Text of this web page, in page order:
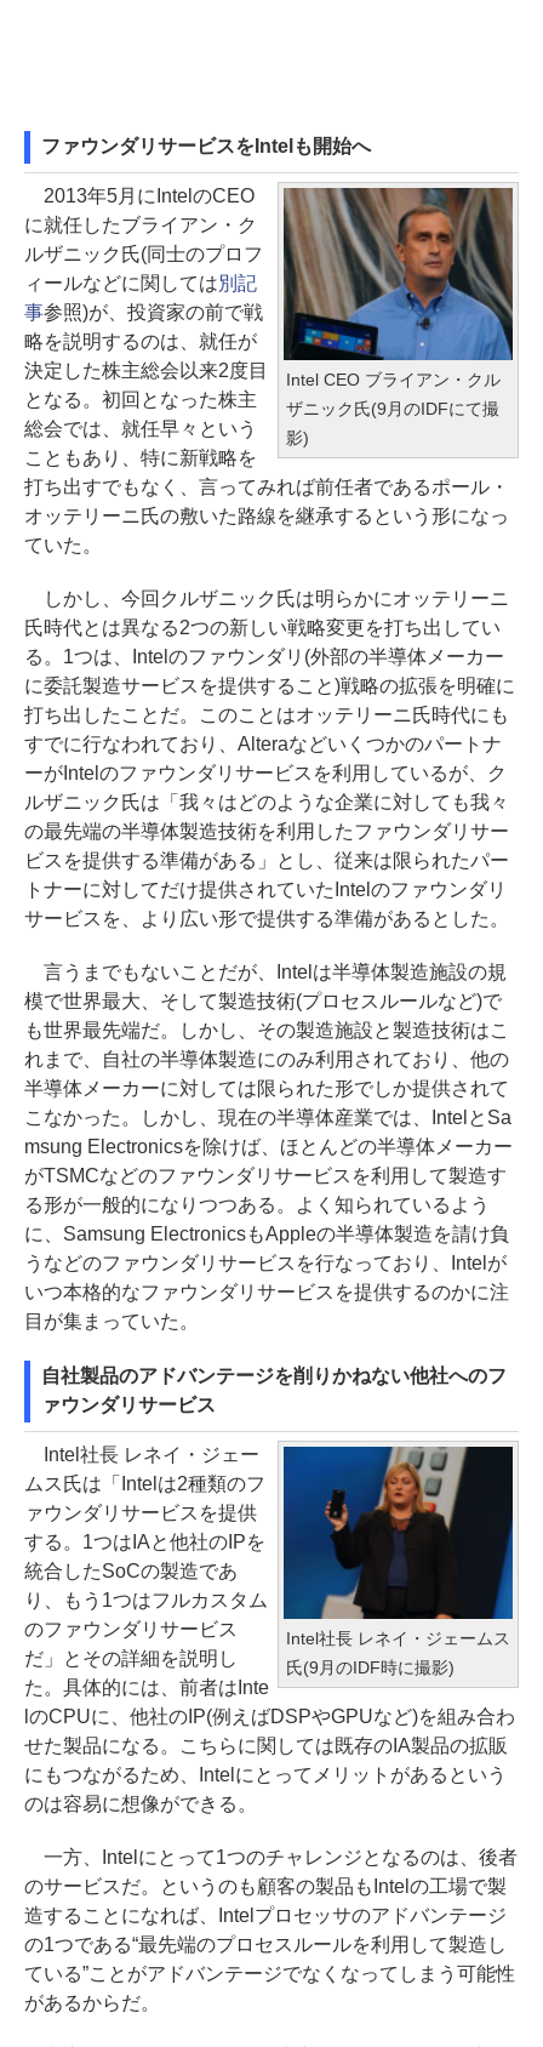
ファウンダリサービスをIntelも開始へ
Intel CEO ブライアン・クル
ザニック氏(9月のIDFにて撮
影)
2013年5月にIntelのCEO
に就任したブライアン・ク
ルザニック氏(同士のプロフ
ィールなどに関しては別記
事参照)が、投資家の前で戦
略を説明するのは、就任が
決定した株主総会以来2度目
となる。初回となった株主
総会では、就任早々という
こともあり、特に新戦略を
打ち出すでもなく、言ってみれば前任者であるポール・
オッテリーニ氏の敷いた路線を継承するという形になっ
ていた。
しかし、今回クルザニック氏は明らかにオッテリーニ
氏時代とは異なる2つの新しい戦略変更を打ち出してい
る。1つは、Intelのファウンダリ(外部の半導体メーカー
に委託製造サービスを提供すること)戦略の拡張を明確に
打ち出したことだ。このことはオッテリーニ氏時代にも
すでに行なわれており、Alteraなどいくつかのパートナ
ーがIntelのファウンダリサービスを利用しているが、ク
ルザニック氏は「我々はどのような企業に対しても我々
の最先端の半導体製造技術を利用したファウンダリサー
ビスを提供する準備がある」とし、従来は限られたパー
トナーに対してだけ提供されていたIntelのファウンダリ
サービスを、より広い形で提供する準備があるとした。
言うまでもないことだが、Intelは半導体製造施設の規
模で世界最大、そして製造技術(プロセスルールなど)で
も世界最先端だ。しかし、その製造施設と製造技術はこ
れまで、自社の半導体製造にのみ利用されており、他の
半導体メーカーに対しては限られた形でしか提供されて
こなかった。しかし、現在の半導体産業では、IntelとSa
msung Electronicsを除けば、ほとんどの半導体メーカー
がTSMCなどのファウンダリサービスを利用して製造す
る形が一般的になりつつある。よく知られているよう
に、Samsung ElectronicsもAppleの半導体製造を請け負
うなどのファウンダリサービスを行なっており、Intelが
いつ本格的なファウンダリサービスを提供するのかに注
目が集まっていた。
自社製品のアドバンテージを削りかねない他社へのフ
ァウンダリサービス
Intel社長 レネイ・ジェームス
氏(9月のIDF時に撮影)
Intel社長 レネイ・ジェー
ムス氏は「Intelは2種類のフ
ァウンダリサービスを提供
する。1つはIAと他社のIPを
統合したSoCの製造であ
り、もう1つはフルカスタム
のファウンダリサービス
だ」とその詳細を説明し
た。具体的には、前者はInte
lのCPUに、他社のIP(例えばDSPやGPUなど)を組み合わ
せた製品になる。こちらに関しては既存のIA製品の拡販
にもつながるため、Intelにとってメリットがあるという
のは容易に想像ができる。
一方、Intelにとって1つのチャレンジとなるのは、後者
のサービスだ。というのも顧客の製品もIntelの工場で製
造することになれば、Intelプロセッサのアドバンテージ
の1つである“最先端のプロセスルールを利用して製造し
ている”ことがアドバンテージでなくなってしまう可能性
があるからだ。